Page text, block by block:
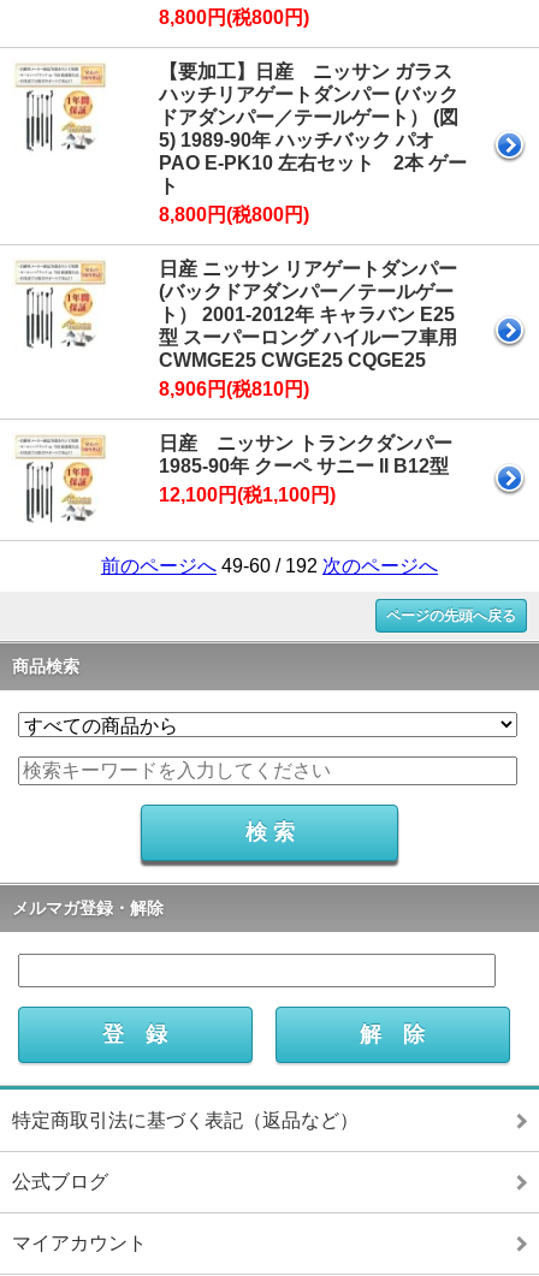
8,800円(税800円)
【要加工】日産 ニッサン ガラス
ハッチリアゲートダンパー (バック
ドアダンパー／テールゲート） (図
5) 1989-90年 ハッチバック パオ
PAO E-PK10 左右セット 2本 ゲー
ト
8,800円(税800円)
日産 ニッサン リアゲートダンパー
(バックドアダンパー／テールゲー
ト） 2001-2012年 キャラバン E25
型 スーパーロング ハイルーフ車用
CWMGE25 CWGE25 CQGE25
8,906円(税810円)
日産 ニッサン トランクダンパー
1985-90年 クーペ サニー II B12型
12,100円(税1,100円)
前のページへ 49-60 / 192 次のページへ
ページの先頭へ戻る
商品検索
メルマガ登録・解除
特定商取引法に基づく表記（返品など）
公式ブログ
マイアカウント